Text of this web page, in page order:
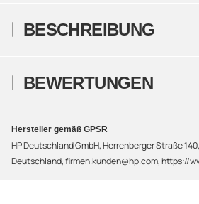
BESCHREIBUNG
BEWERTUNGEN
Hersteller gemäß GPSR
HP Deutschland GmbH, Herrenberger Straße
Deutschland, firmen.kunden@hp.com, https://